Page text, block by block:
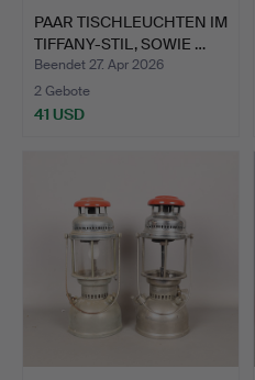
PAAR TISCHLEUCHTEN IM
TIFFANY-STIL, SOWIE …
Beendet 27. Apr 2026
2 Gebote
41 USD